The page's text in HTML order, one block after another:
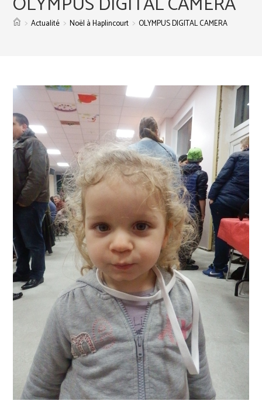
> Actualité > Noël à Haplincourt > OLYMPUS DIGITAL CAMERA